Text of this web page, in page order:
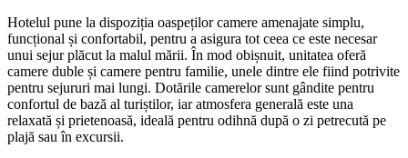
Hotelul pune la dispoziția oaspeților camere amenajate simplu,
funcțional și confortabil, pentru a asigura tot ceea ce este necesar
unui sejur plăcut la malul mării. În mod obișnuit, unitatea oferă
camere duble și camere pentru familie, unele dintre ele fiind potrivite
pentru sejururi mai lungi. Dotările camerelor sunt gândite pentru
confortul de bază al turiștilor, iar atmosfera generală este una
relaxată și prietenoasă, ideală pentru odihnă după o zi petrecută pe
plajă sau în excursii.